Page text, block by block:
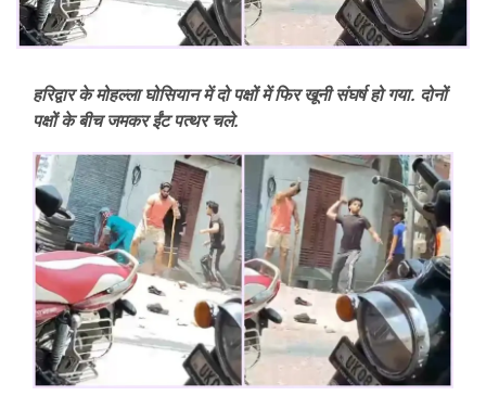
हरिद्वार के मोहल्ला घोसियान में दो पक्षों में फिर खूनी संघर्ष हो गया. दोनों
पक्षों के बीच जमकर ईंट पत्थर चले.